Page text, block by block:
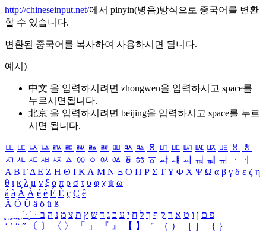
http://chineseinput.net/에서 pinyin(병음)방식으로 중국어를 변환
할 수 있습니다.
변환된 중국어를 복사하여 사용하시면 됩니다.
예시)
中文 을 입력하시려면 zhongwen을 입력하시고 space를
누르시면됩니다.
北京 을 입력하시려면 beijing을 입력하시고 space를 누르
시면 됩니다.
ㅥ ㅦ ㅧ ㅨ ㅩ ㅪ ㅫ ㅬ ㅭ ㅮ ㅯ ㅰ ㅱ ㅲ ㅳ ㅴ ㅵ ㅶ ㅷ ㅸ
ㅹ
ㅺ ㅻ ㅼ ㅽ ㅾ ㅿ ㆀ ㆁ ㆂ ㆃ ㆄ ㆅ ㆆ ㆇ ㆈ ㆉ ㆊ ㆋ ㆌ ㆍ
ㆎ
Α Β ΓΔ Ε Ζ Η Θ Ι ΚΛ Μ Ν Ξ Ο Π Ρ Σ ΤΥ Φ Χ Ψ Ω α β γ δ ε ζ η
θ ι κ λ μ ν ξ ο π ρ σ τ υ φ χ ψ ω
á à Á À é è É È ç Ç ê
Ä Ö Ü ä ö ü ß
ִֶֹ ֻּ ׁׂ פ ם ן ו ט א ר ק ף ך ל ח י ע כ ג ד ש ץ ת צ מ נ ה ב
‘ ’ “ ” 〔 〕 〈 〉 「 」 『 』 【 】 ＂ （ ） ［ ］ ｛ ｝